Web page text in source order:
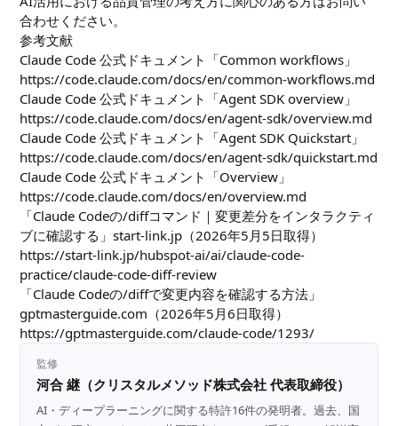
合わせください。
参考文献
Claude Code 公式ドキュメント「Common workflows」
https://code.claude.com/docs/en/common-workflows.md
Claude Code 公式ドキュメント「Agent SDK overview」
https://code.claude.com/docs/en/agent-sdk/overview.md
Claude Code 公式ドキュメント「Agent SDK Quickstart」
https://code.claude.com/docs/en/agent-sdk/quickstart.md
Claude Code 公式ドキュメント「Overview」
https://code.claude.com/docs/en/overview.md
「Claude Codeの/diffコマンド｜変更差分をインタラクティ
ブに確認する」start-link.jp（2026年5月5日取得）
https://start-link.jp/hubspot-ai/ai/claude-code-
practice/claude-code-diff-review
「Claude Codeの/diffで変更内容を確認する方法」
gptmasterguide.com（2026年5月6日取得）
https://gptmasterguide.com/claude-code/1293/
監修
河合 継（クリスタルメソッド株式会社 代表取締役）
AI・ディープラーニングに関する特許16件の発明者。過去、国